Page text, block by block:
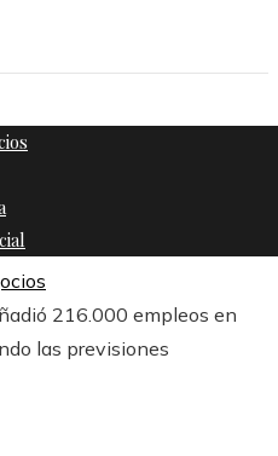
216.000 empleos en
las previsiones